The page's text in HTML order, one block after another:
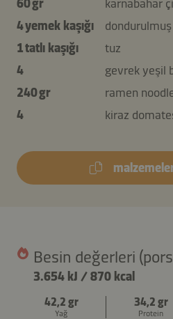
60 gr
karnabahar
4 yemek kaşığı
1 tatlı kaşığı
tuz
4
gevrek yeşil
240 gr
ramen
4
kiraz
Besin değerleri
3.654 kJ /870 kcal
42,2 gr
Yağ
34,2 gr
Protein